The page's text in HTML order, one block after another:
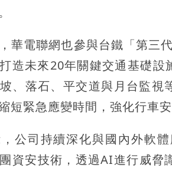
華電聯網也參與台鐵「第三
造未來20年關鍵交通基礎
、落石、平交道與月台監
短緊急應變時間，強化行車安
公司持續深化與國內外軟
資安技術，透過AI進行威